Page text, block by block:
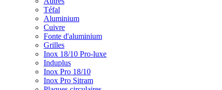
Téfal
Aluminium
Cuivre
Fonte d'aluminium
Grilles
Inox 18/10 Pro-luxe
Induplus
Inox Pro 18/10
Inox Pro Sitram